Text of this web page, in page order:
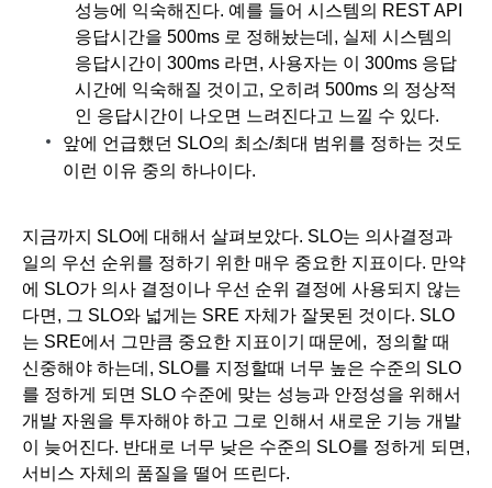
성능에 익숙해진다. 예를 들어 시스템의 REST API
응답시간을 500ms 로 정해놨는데, 실제 시스템의
응답시간이 300ms 라면, 사용자는 이 300ms 응답
시간에 익숙해질 것이고, 오히려 500ms 의 정상적
인 응답시간이 나오면 느려진다고 느낄 수 있다.
앞에 언급했던 SLO의 최소/최대 범위를 정하는 것도
이런 이유 중의 하나이다.
지금까지 SLO에 대해서 살펴보았다. SLO는 의사결정과
일의 우선 순위를 정하기 위한 매우 중요한 지표이다. 만약
에 SLO가 의사 결정이나 우선 순위 결정에 사용되지 않는
다면, 그 SLO와 넓게는 SRE 자체가 잘못된 것이다. SLO
는 SRE에서 그만큼 중요한 지표이기 때문에,  정의할 때
신중해야 하는데, SLO를 지정할때 너무 높은 수준의 SLO
를 정하게 되면 SLO 수준에 맞는 성능과 안정성을 위해서
개발 자원을 투자해야 하고 그로 인해서 새로운 기능 개발
이 늦어진다. 반대로 너무 낮은 수준의 SLO를 정하게 되면,
서비스 자체의 품질을 떨어 뜨린다.